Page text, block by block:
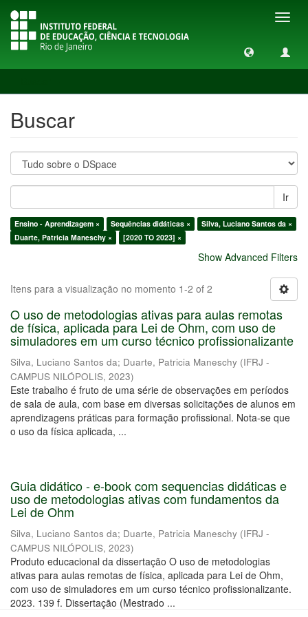
Buscar
Ir
Ensino - Aprendizagem × Sequências didáticas ×
Silva, Luciano Santos da ×
Duarte, Patricia Maneschy ×
[2020 TO 2023] ×
Show Advanced Filters
Itens para a visualização no momento 1-2 of 2
O uso de metodologias ativas para aulas remotas
de física, aplicada para Lei de Ohm, com uso de
simuladores em um curso técnico profissionalizante
Silva, Luciano Santos da; Duarte, Patricia Maneschy (IFRJ -
CAMPUS NILÓPOLIS, 2023)
Este trabalho é fruto de uma série de observações em períodos
de sala de aula, com base em diversas solicitações de alunos em
aprendizagens práticas para formação profissional. Nota-se que
o uso da física aplicada, ...
Guia didático - e-book com sequencias didáticas e
uso de metodologias ativas com fundamentos da
Lei de Ohm
Silva, Luciano Santos da; Duarte, Patricia Maneschy (IFRJ -
CAMPUS NILÓPOLIS, 2023)
Produto educacional da dissertação O uso de metodologias
ativas para aulas remotas de física, aplicada para Lei de Ohm,
com uso de simuladores em um curso técnico profissionalizante.
2023. 139 f. Dissertação (Mestrado ...